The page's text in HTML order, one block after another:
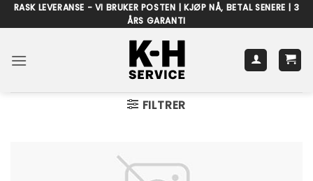
Skip
to
RASK LEVERANSE - VI BRUKER POSTEN | KJØP NÅ, BETAL SENERE | 3
ÅRS GARANTI
FILTRER